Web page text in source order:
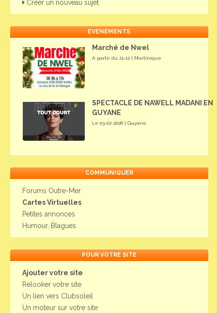
Créer un nouveau sujet
EVENEMENTS
Marché de Nwel
A partir du 21-12 | Martinique
SPECTACLE DE NAWELL MADANI EN
GUYANE
Le 03-02-2026 | Guyane
COMMUNIQUER
Forums Outre-Mer
Cartes Virtuelles
Petites annonces
Humour, Blagues
POUR VOTRE SITE
Ajouter votre site
Relooker votre site
Un lien vers Clubsoleil
Un moteur sur votre site